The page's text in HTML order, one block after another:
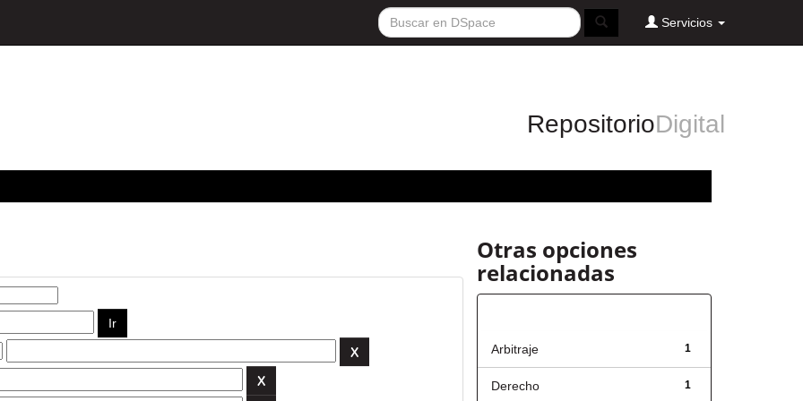
Servicios
RepositorioDigital
Otras opciones
relacionadas
1
Arbitraje
1
Derecho